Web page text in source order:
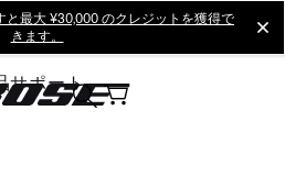
と最大 ¥30,000 のクレジットを獲得で
きます。
サポート